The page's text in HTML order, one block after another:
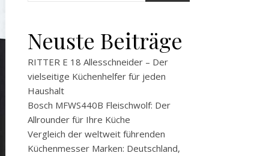
Neuste Beiträge
RITTER E 18 Allesschneider – Der
vielseitige Küchenhelfer für jeden
Haushalt
Bosch MFWS440B Fleischwolf: Der
Allrounder für Ihre Küche
Vergleich der weltweit führenden
Küchenmesser Marken: Deutschland,